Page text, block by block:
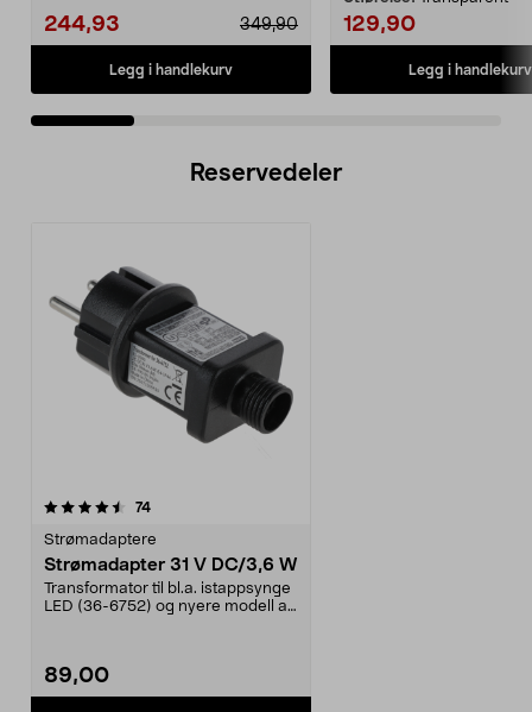
244,93 349,90
Legg i handlekurv
129,90
Legg i handlekurv
Reservedeler
74anmeldelser
Strømadaptere
Strømadapter 31 V DC/3,6 W
Transformator til bl.a. istappsynge
LED (36-6752) og nyere modell av
89,00